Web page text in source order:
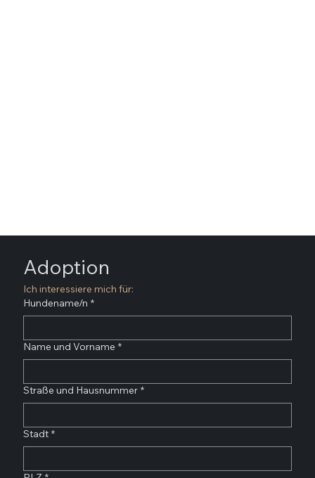
Adoption
Ich interessiere mich für:
Hundename/n *
Name und Vorname *
Straße und Hausnummer *
Stadt *